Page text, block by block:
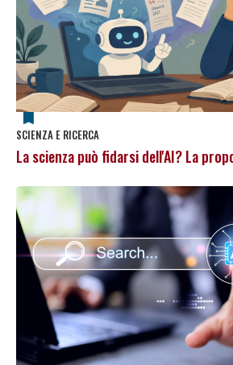
SCIENZA E RICERCA
La scienza può fidarsi dell'AI? La